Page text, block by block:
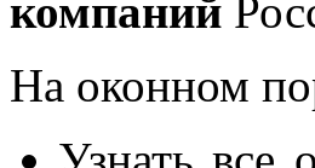
компаний
На оконном